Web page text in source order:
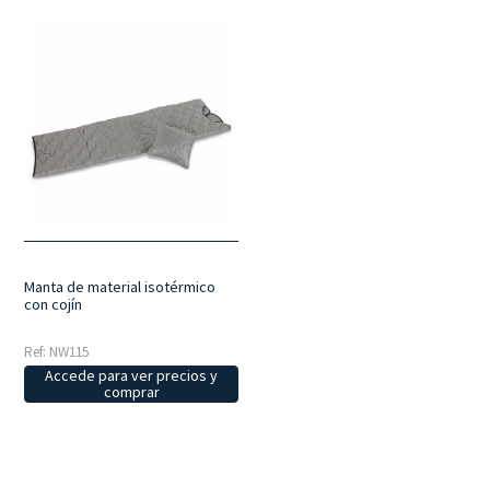
Manta de material isotérmico
con cojín
Ref: NW115
Accede para ver precios y
comprar